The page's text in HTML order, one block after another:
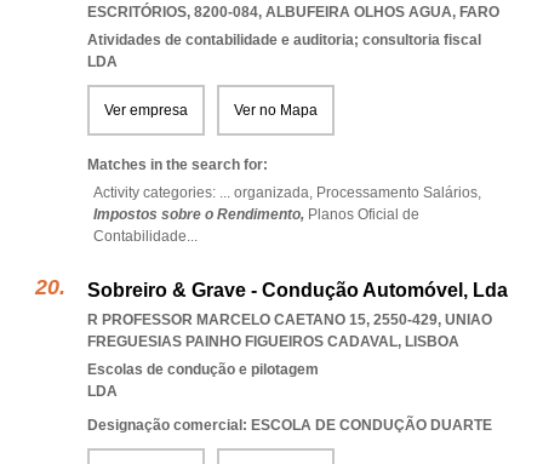
ESCRITÓRIOS, 8200-084, ALBUFEIRA OLHOS AGUA, FARO
Atividades de contabilidade e auditoria; consultoria fiscal
LDA
Ver empresa Ver no Mapa
Matches in the search for:
Activity categories: ... organizada, Processamento Salários,
Impostos sobre o Rendimento, Planos Oficial de
Contabilidade...
Sobreiro & Grave - Condução Automóvel, Lda
R PROFESSOR MARCELO CAETANO 15, 2550-429, UNIAO
FREGUESIAS PAINHO FIGUEIROS CADAVAL, LISBOA
Escolas de condução e pilotagem
LDA
Designação comercial: ESCOLA DE CONDUÇÃO DUARTE